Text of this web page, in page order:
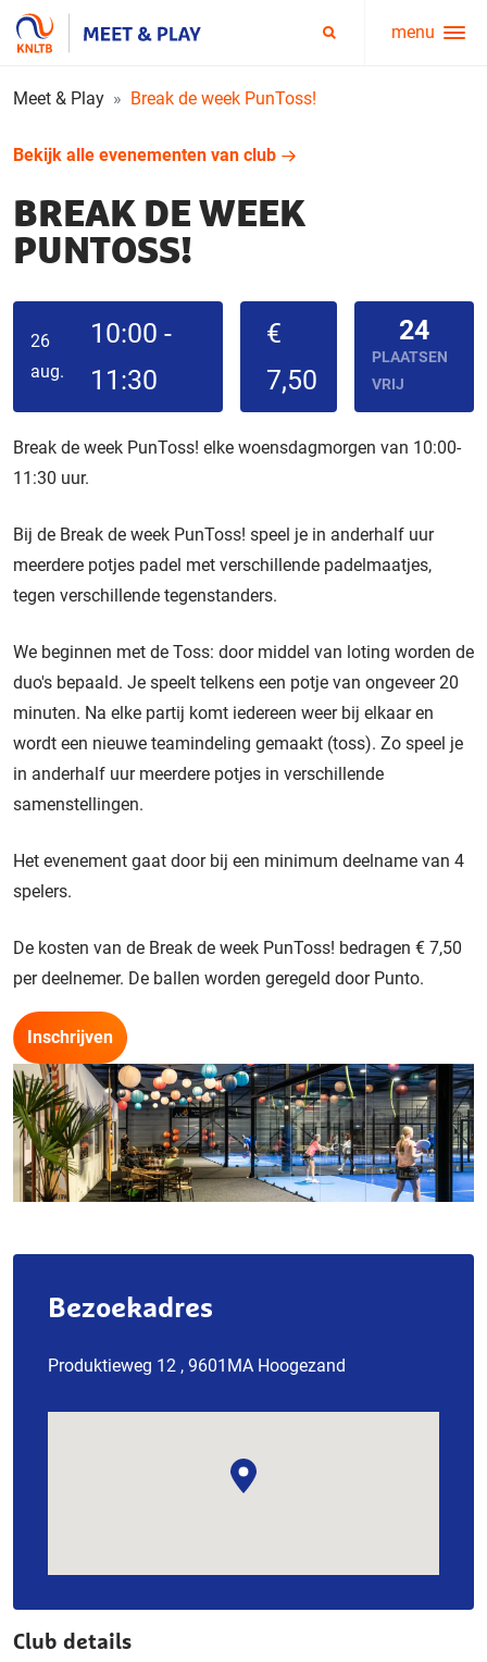
Service
menu
menu
Meet & Play Break de week PunToss!
Bekijk alle evenementen van club
BREAK DE WEEK
PUNTOSS!
26
aug.
10:00 -
11:30
€
7,50
24
PLAATSEN
VRIJ
Break de week PunToss! elke woensdagmorgen van 10:00-
11:30 uur.
Bij de Break de week PunToss! speel je in anderhalf uur
meerdere potjes padel met verschillende padelmaatjes,
tegen verschillende tegenstanders.
We beginnen met de Toss: door middel van loting worden de
duo's bepaald. Je speelt telkens een potje van ongeveer 20
minuten. Na elke partij komt iedereen weer bij elkaar en
wordt een nieuwe teamindeling gemaakt (toss). Zo speel je
in anderhalf uur meerdere potjes in verschillende
samenstellingen.
Het evenement gaat door bij een minimum deelname van 4
spelers.
De kosten van de Break de week PunToss! bedragen € 7,50
per deelnemer. De ballen worden geregeld door Punto.
Inschrijven
Bezoekadres
Produktieweg 12 , 9601MA Hoogezand
Club details